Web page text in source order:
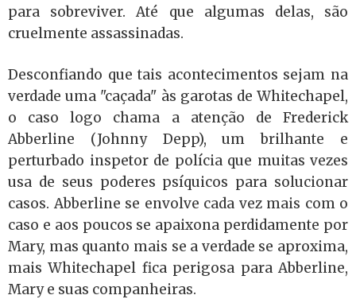
para sobreviver. Até que algumas delas, são
cruelmente assassinadas.
Desconfiando que tais acontecimentos sejam na
verdade uma "caçada" às garotas de Whitechapel,
o caso logo chama a atenção de Frederick
Abberline (Johnny Depp), um brilhante e
perturbado inspetor de polícia que muitas vezes
usa de seus poderes psíquicos para solucionar
casos. Abberline se envolve cada vez mais com o
caso e aos poucos se apaixona perdidamente por
Mary, mas quanto mais se a verdade se aproxima,
mais Whitechapel fica perigosa para Abberline,
Mary e suas companheiras.